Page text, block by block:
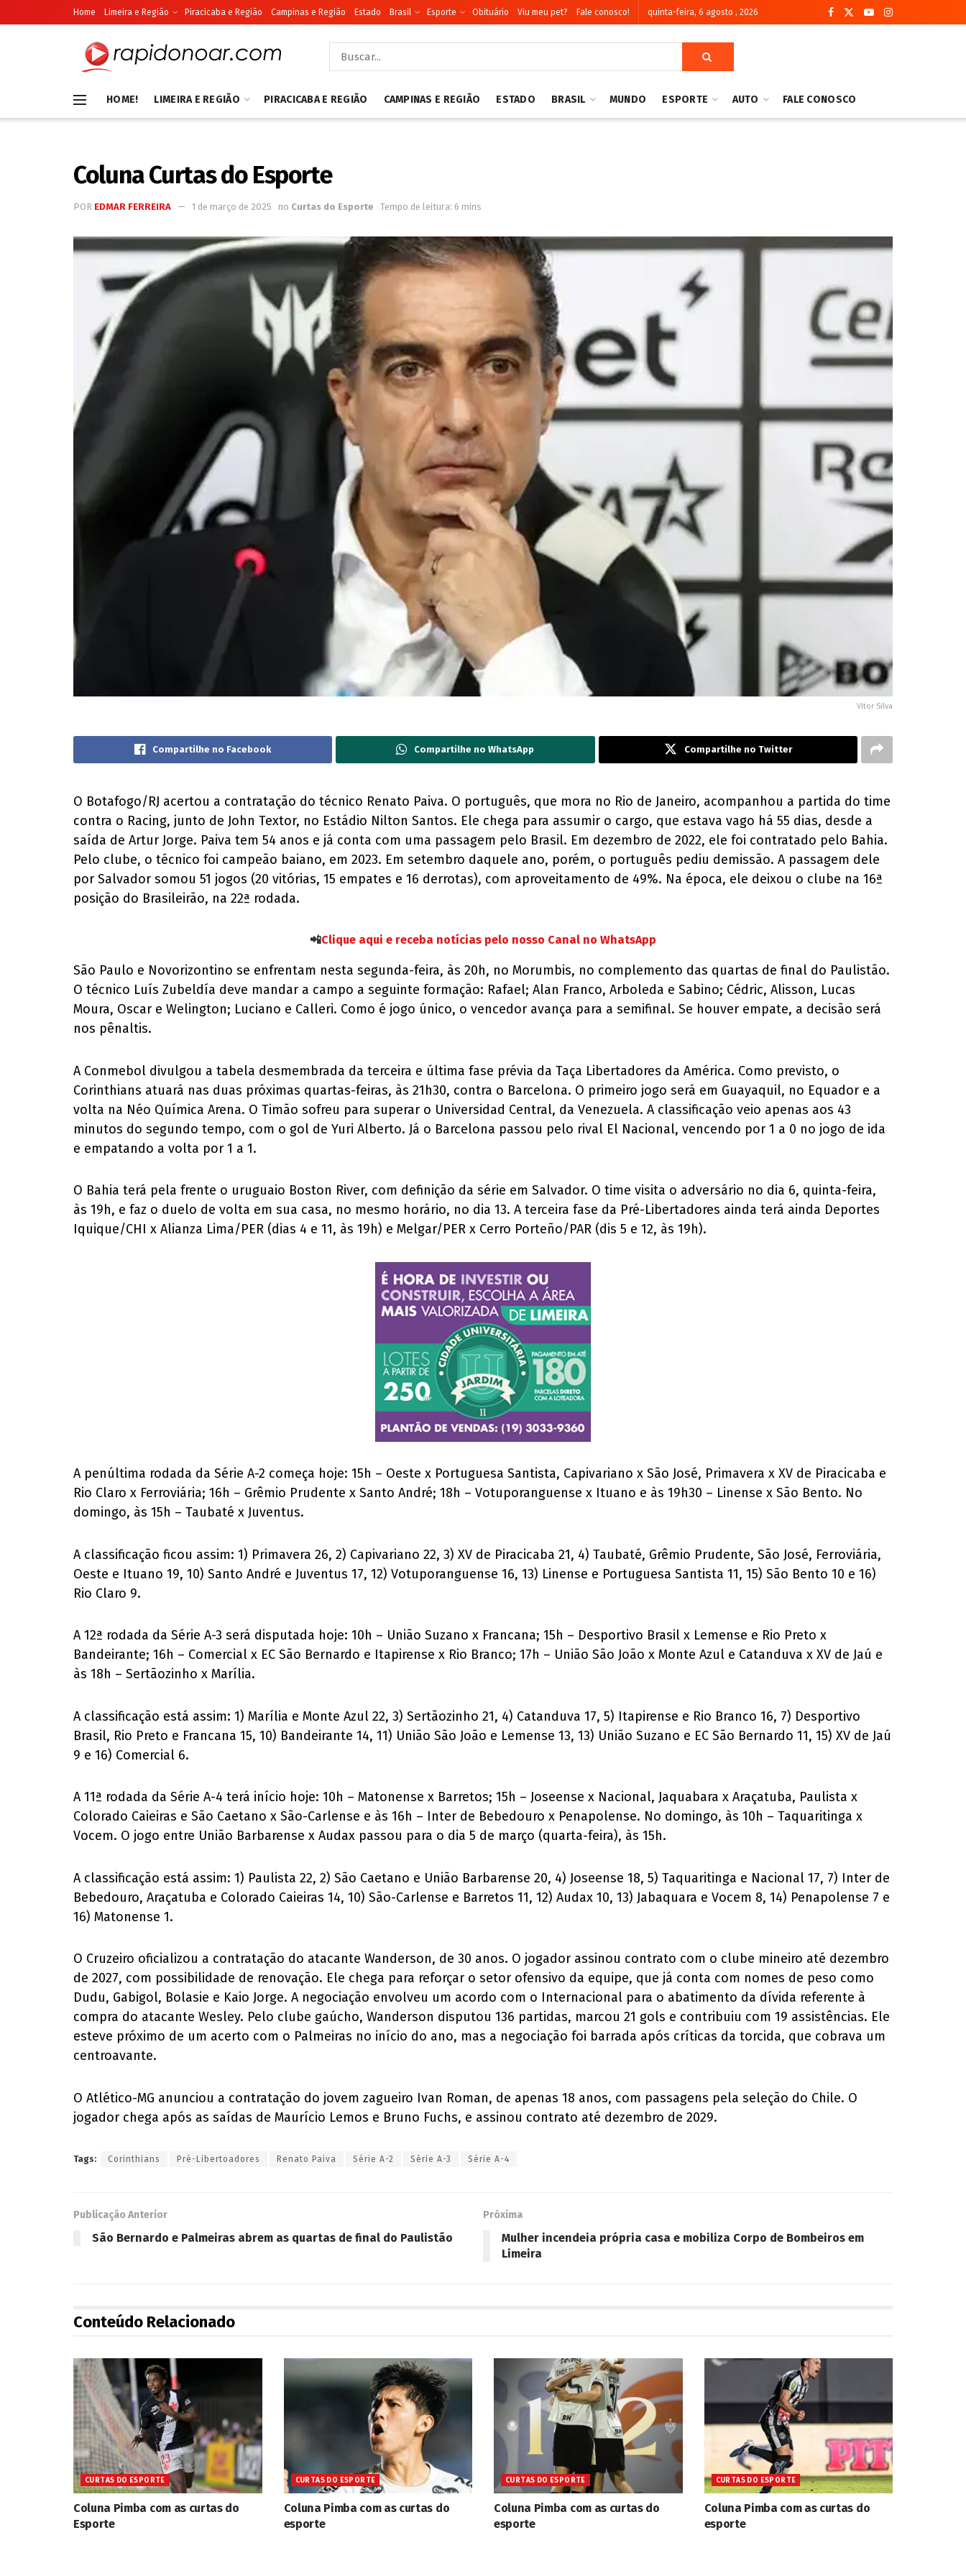
Home Limeira e Região Piracicaba e Região Campinas e Região Estado Brasil Esporte Obituário Viu meu pet? Fale conosco! quinta-feira, 6 agosto , 2026
HOME! LIMEIRA E REGIÃO PIRACICABA E REGIÃO CAMPINAS E REGIÃO ESTADO BRASIL MUNDO ESPORTE AUTO FALE CONOSCO
Coluna Curtas do Esporte
POR EDMAR FERREIRA 1 de março de 2025 no Curtas do Esporte Tempo de leitura: 6 mins
Vitor Silva
Compartilhe no Facebook Compartilhe no WhatsApp Compartilhe no Twitter
O Botafogo/RJ acertou a contratação do técnico Renato Paiva. O português, que mora no Rio de Janeiro, acompanhou a partida do time
contra o Racing, junto de John Textor, no Estádio Nilton Santos. Ele chega para assumir o cargo, que estava vago há 55 dias, desde a
saída de Artur Jorge. Paiva tem 54 anos e já conta com uma passagem pelo Brasil. Em dezembro de 2022, ele foi contratado pelo Bahia.
Pelo clube, o técnico foi campeão baiano, em 2023. Em setembro daquele ano, porém, o português pediu demissão. A passagem dele
por Salvador somou 51 jogos (20 vitórias, 15 empates e 16 derrotas), com aproveitamento de 49%. Na época, ele deixou o clube na 16ª
posição do Brasileirão, na 22ª rodada.
📲Clique aqui e receba notícias pelo nosso Canal no WhatsApp
São Paulo e Novorizontino se enfrentam nesta segunda-feira, às 20h, no Morumbis, no complemento das quartas de final do Paulistão.
O técnico Luís Zubeldía deve mandar a campo a seguinte formação: Rafael; Alan Franco, Arboleda e Sabino; Cédric, Alisson, Lucas
Moura, Oscar e Welington; Luciano e Calleri. Como é jogo único, o vencedor avança para a semifinal. Se houver empate, a decisão será
nos pênaltis.
A Conmebol divulgou a tabela desmembrada da terceira e última fase prévia da Taça Libertadores da América. Como previsto, o
Corinthians atuará nas duas próximas quartas-feiras, às 21h30, contra o Barcelona. O primeiro jogo será em Guayaquil, no Equador e a
volta na Néo Química Arena. O Timão sofreu para superar o Universidad Central, da Venezuela. A classificação veio apenas aos 43
minutos do segundo tempo, com o gol de Yuri Alberto. Já o Barcelona passou pelo rival El Nacional, vencendo por 1 a 0 no jogo de ida
e empatando a volta por 1 a 1.
O Bahia terá pela frente o uruguaio Boston River, com definição da série em Salvador. O time visita o adversário no dia 6, quinta-feira,
às 19h, e faz o duelo de volta em sua casa, no mesmo horário, no dia 13. A terceira fase da Pré-Libertadores ainda terá ainda Deportes
Iquique/CHI x Alianza Lima/PER (dias 4 e 11, às 19h) e Melgar/PER x Cerro Porteño/PAR (dis 5 e 12, às 19h).
A penúltima rodada da Série A-2 começa hoje: 15h – Oeste x Portuguesa Santista, Capivariano x São José, Primavera x XV de Piracicaba e
Rio Claro x Ferroviária; 16h – Grêmio Prudente x Santo André; 18h – Votuporanguense x Ituano e às 19h30 – Linense x São Bento. No
domingo, às 15h – Taubaté x Juventus.
A classificação ficou assim: 1) Primavera 26, 2) Capivariano 22, 3) XV de Piracicaba 21, 4) Taubaté, Grêmio Prudente, São José, Ferroviária,
Oeste e Ituano 19, 10) Santo André e Juventus 17, 12) Votuporanguense 16, 13) Linense e Portuguesa Santista 11, 15) São Bento 10 e 16)
Rio Claro 9.
A 12ª rodada da Série A-3 será disputada hoje: 10h – União Suzano x Francana; 15h – Desportivo Brasil x Lemense e Rio Preto x
Bandeirante; 16h – Comercial x EC São Bernardo e Itapirense x Rio Branco; 17h – União São João x Monte Azul e Catanduva x XV de Jaú e
às 18h – Sertãozinho x Marília.
A classificação está assim: 1) Marília e Monte Azul 22, 3) Sertãozinho 21, 4) Catanduva 17, 5) Itapirense e Rio Branco 16, 7) Desportivo
Brasil, Rio Preto e Francana 15, 10) Bandeirante 14, 11) União São João e Lemense 13, 13) União Suzano e EC São Bernardo 11, 15) XV de Jaú
9 e 16) Comercial 6.
A 11ª rodada da Série A-4 terá início hoje: 10h – Matonense x Barretos; 15h – Joseense x Nacional, Jaquabara x Araçatuba, Paulista x
Colorado Caieiras e São Caetano x São-Carlense e às 16h – Inter de Bebedouro x Penapolense. No domingo, às 10h – Taquaritinga x
Vocem. O jogo entre União Barbarense x Audax passou para o dia 5 de março (quarta-feira), às 15h.
A classificação está assim: 1) Paulista 22, 2) São Caetano e União Barbarense 20, 4) Joseense 18, 5) Taquaritinga e Nacional 17, 7) Inter de
Bebedouro, Araçatuba e Colorado Caieiras 14, 10) São-Carlense e Barretos 11, 12) Audax 10, 13) Jabaquara e Vocem 8, 14) Penapolense 7 e
16) Matonense 1.
O Cruzeiro oficializou a contratação do atacante Wanderson, de 30 anos. O jogador assinou contrato com o clube mineiro até dezembro
de 2027, com possibilidade de renovação. Ele chega para reforçar o setor ofensivo da equipe, que já conta com nomes de peso como
Dudu, Gabigol, Bolasie e Kaio Jorge. A negociação envolveu um acordo com o Internacional para o abatimento da dívida referente à
compra do atacante Wesley. Pelo clube gaúcho, Wanderson disputou 136 partidas, marcou 21 gols e contribuiu com 19 assistências. Ele
esteve próximo de um acerto com o Palmeiras no início do ano, mas a negociação foi barrada após críticas da torcida, que cobrava um
centroavante.
O Atlético-MG anunciou a contratação do jovem zagueiro Ivan Roman, de apenas 18 anos, com passagens pela seleção do Chile. O
jogador chega após as saídas de Maurício Lemos e Bruno Fuchs, e assinou contrato até dezembro de 2029.
Tags: Corinthians Pré-Libertoadores Renato Paiva Série A-2 Série A-3 Série A-4
Publicação Anterior
São Bernardo e Palmeiras abrem as quartas de final do Paulistão
Próxima
Mulher incendeia própria casa e mobiliza Corpo de Bombeiros em
Limeira
Conteúdo Relacionado
CURTAS DO ESPORTE
Coluna Pimba com as curtas do
Esporte
CURTAS DO ESPORTE
Coluna Pimba com as curtas do
esporte
CURTAS DO ESPORTE
Coluna Pimba com as curtas do
esporte
CURTAS DO ESPORTE
Coluna Pimba com as curtas do
esporte